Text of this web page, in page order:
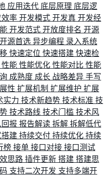
应用迭代 底层原理 底层逻
率 开发模式 开发真 开发经
开发范式 开放度排名 开源
开源首选 异步编程 录入系统
快速定位 快速搭建 快速检
性能 性能优化 性能对比 性能
成熟度 成长 战略差异 手写
性 扩展机制 扩展维护 扩展
实力 技术新趋势 技术标准 技
技术路线 技术门槛 技术风
报 报告解读 拆解 拆解低代
建 持续交付 持续优化 持续
榜 接单 接口对接 接口测试
思路 插件更新 搭建 搭建思
支持二次开发 支持多端开